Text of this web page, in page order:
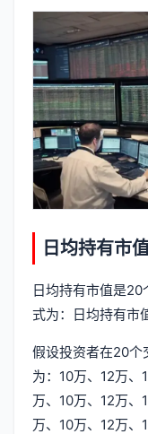
日均持有市
日均持有市值是
式为：日均持有市
假设投资者在20个
为：10万、12万、
万、10万、12万、
万、10万、12万、